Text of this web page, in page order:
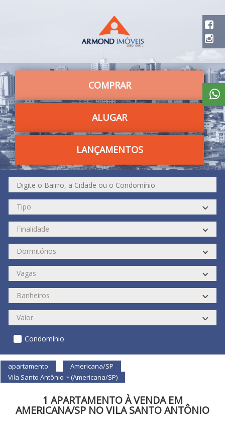
COMPRAR
ALUGAR
LANÇAMENTOS
Condomínio
apartamento
Americana/SP
Vila Santo Antônio ~ (Americana/SP)
1 APARTAMENTO À VENDA EM
AMERICANA/SP NO VILA SANTO ANTÔNIO